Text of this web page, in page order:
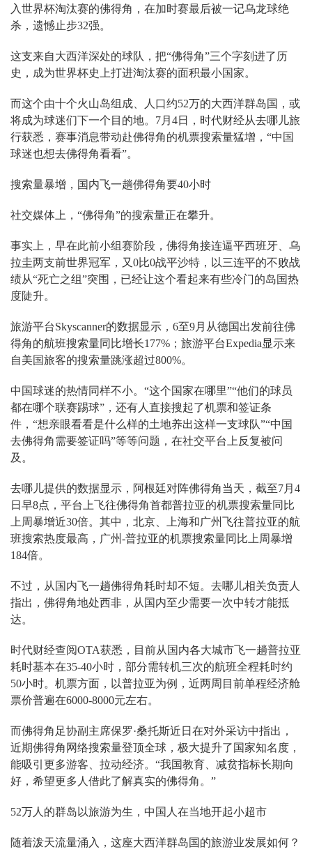
入世界杯淘汰赛的佛得角，在加时赛最后被一记乌龙球绝
杀，遗憾止步32强。
这支来自大西洋深处的球队，把“佛得角”三个字刻进了历
史，成为世界杯史上打进淘汰赛的面积最小国家。
而这个由十个火山岛组成、人口约52万的大西洋群岛国，或
将成为球迷们下一个目的地。7月4日，时代财经从去哪儿旅
行获悉，赛事消息带动赴佛得角的机票搜索量猛增，“中国
球迷也想去佛得角看看”。
搜索量暴增，国内飞一趟佛得角要40小时
社交媒体上，“佛得角”的搜索量正在攀升。
事实上，早在此前小组赛阶段，佛得角接连逼平西班牙、乌
拉圭两支前世界冠军，又0比0战平沙特，以三连平的不败战
绩从“死亡之组”突围，已经让这个看起来有些冷门的岛国热
度陡升。
旅游平台Skyscanner的数据显示，6至9月从德国出发前往佛
得角的航班搜索量同比增长177%；旅游平台Expedia显示来
自美国旅客的搜索量跳涨超过800%。
中国球迷的热情同样不小。“这个国家在哪里”“他们的球员
都在哪个联赛踢球”，还有人直接搜起了机票和签证条
件，“想亲眼看看是什么样的土地养出这样一支球队”“中国
去佛得角需要签证吗”等等问题，在社交平台上反复被问
及。
去哪儿提供的数据显示，阿根廷对阵佛得角当天，截至7月4
日早8点，平台上飞往佛得角首都普拉亚的机票搜索量同比
上周暴增近30倍。其中，北京、上海和广州飞往普拉亚的航
班搜索热度最高，广州-普拉亚的机票搜索量同比上周暴增
184倍。
不过，从国内飞一趟佛得角耗时却不短。去哪儿相关负责人
指出，佛得角地处西非，从国内至少需要一次中转才能抵
达。
时代财经查阅OTA获悉，目前从国内各大城市飞一趟普拉亚
耗时基本在35-40小时，部分需转机三次的航班全程耗时约
50小时。机票方面，以普拉亚为例，近两周目前单程经济舱
票价普遍在6000-8000元左右。
而佛得角足协副主席保罗·桑托斯近日在对外采访中指出，
近期佛得角网络搜索量登顶全球，极大提升了国家知名度，
能吸引更多游客、拉动经济。“我国教育、减贫指标长期向
好，希望更多人借此了解真实的佛得角。”
52万人的群岛以旅游为生，中国人在当地开起小超市
随着泼天流量涌入，这座大西洋群岛国的旅游业发展如何？